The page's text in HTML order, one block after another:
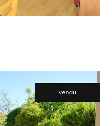
vendu